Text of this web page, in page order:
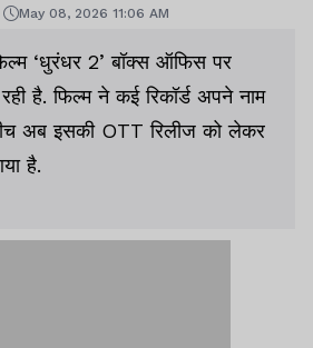
May 08, 2026 11:06 AM
‘धुरंधर 2’ बॉक्स ऑफिस पर
है. फिल्म ने कई रिकॉर्ड अपने नाम
अब इसकी OTT रिलीज को लेकर
है.